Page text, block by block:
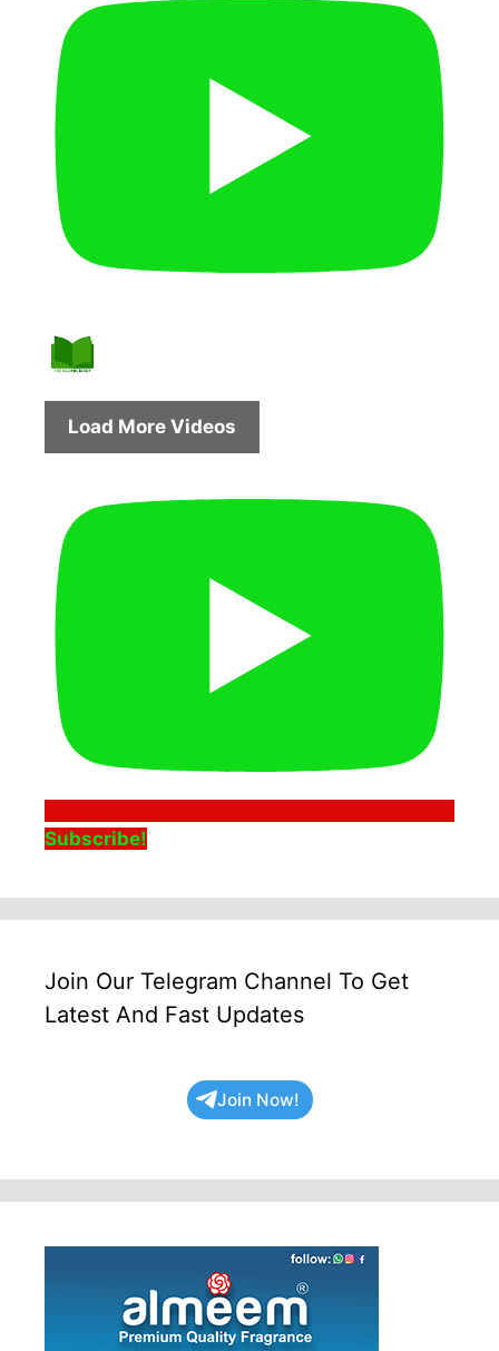
Load More Videos
Subscribe!
Join Our Telegram Channel To Get
Latest And Fast Updates
Join Now!